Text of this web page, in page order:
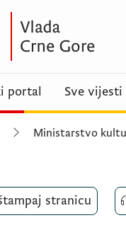
portal Sve vijesti
Ministarstvo
stranicu